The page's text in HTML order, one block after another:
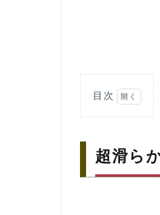
目次
な
GIZA/
ギザ
超滑ら